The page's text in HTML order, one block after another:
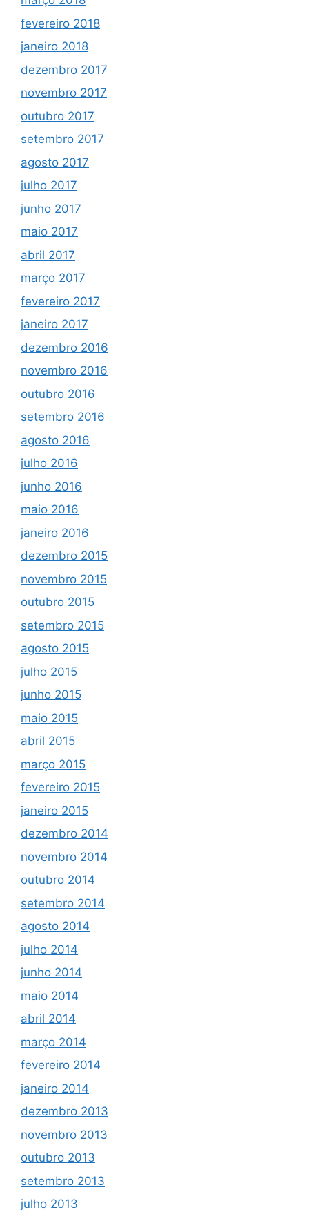
fevereiro 2018
janeiro 2018
dezembro 2017
novembro 2017
outubro 2017
setembro 2017
agosto 2017
julho 2017
junho 2017
maio 2017
abril 2017
março 2017
fevereiro 2017
janeiro 2017
dezembro 2016
novembro 2016
outubro 2016
setembro 2016
agosto 2016
julho 2016
junho 2016
maio 2016
janeiro 2016
dezembro 2015
novembro 2015
outubro 2015
setembro 2015
agosto 2015
julho 2015
junho 2015
maio 2015
abril 2015
março 2015
fevereiro 2015
janeiro 2015
dezembro 2014
novembro 2014
outubro 2014
setembro 2014
agosto 2014
julho 2014
junho 2014
maio 2014
abril 2014
março 2014
fevereiro 2014
janeiro 2014
dezembro 2013
novembro 2013
outubro 2013
setembro 2013
julho 2013